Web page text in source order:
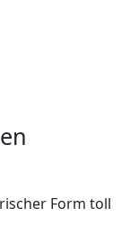
Form toll